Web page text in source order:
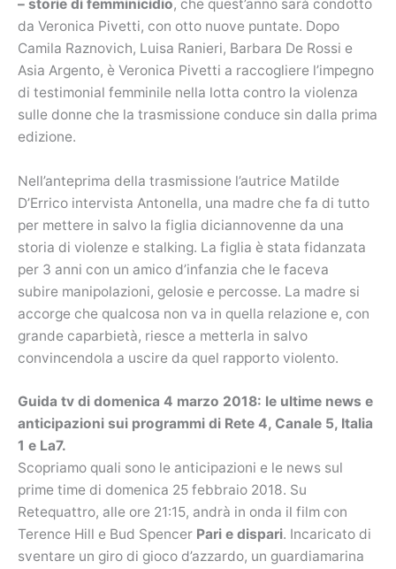
– storie di femminicidio, che quest’anno sarà condotto
da Veronica Pivetti, con otto nuove puntate. Dopo
Camila Raznovich, Luisa Ranieri, Barbara De Rossi e
Asia Argento, è Veronica Pivetti a raccogliere l’impegno
di testimonial femminile nella lotta contro la violenza
sulle donne che la trasmissione conduce sin dalla prima
edizione.
Nell’anteprima della trasmissione l’autrice Matilde
D’Errico intervista Antonella, una madre che fa di tutto
per mettere in salvo la figlia diciannovenne da una
storia di violenze e stalking. La figlia è stata fidanzata
per 3 anni con un amico d’infanzia che le faceva
subire manipolazioni, gelosie e percosse. La madre si
accorge che qualcosa non va in quella relazione e, con
grande caparbietà, riesce a metterla in salvo
convincendola a uscire da quel rapporto violento.
Guida tv di domenica 4 marzo 2018: le ultime news e
anticipazioni sui programmi di Rete 4, Canale 5, Italia
1 e La7.
Scopriamo quali sono le anticipazioni e le news sul
prime time di domenica 25 febbraio 2018. Su
Retequattro, alle ore 21:15, andrà in onda il film con
Terence Hill e Bud Spencer Pari e dispari. Incaricato di
sventare un giro di gioco d’azzardo, un guardiamarina